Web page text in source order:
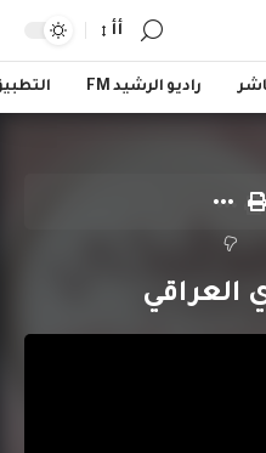
أأ
راديو الرشيد FM
العراقي